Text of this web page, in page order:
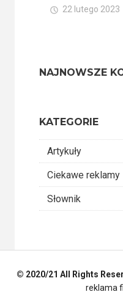
22 lutego 2023
NAJNOWSZE
KATEGORIE
Artykuły
Ciekawe reklamy
Słownik
© 2020/21 All Rights
reklama